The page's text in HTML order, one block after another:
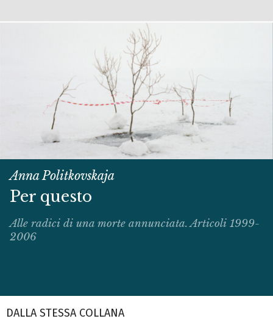
Anna Politkovskaja
Per questo
Alle radici di una morte annunciata. Articoli 1999-
2006
DALLA STESSA COLLANA